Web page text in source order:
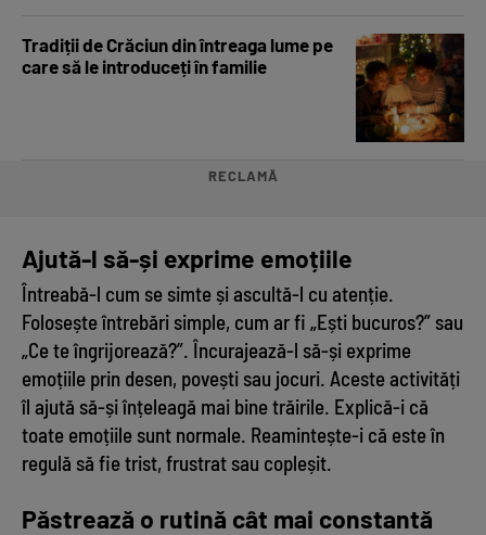
Tradiții de Crăciun din întreaga lume pe
care să le introduceți în familie
RECLAMĂ
Ajută-l să-și exprime emoțiile
Întreabă-l cum se simte și ascultă-l cu atenție.
Folosește întrebări simple, cum ar fi „Ești bucuros?” sau
„Ce te îngrijorează?”. Încurajează-l să-și exprime
emoțiile prin desen, povești sau jocuri. Aceste activități
îl ajută să-și înțeleagă mai bine trăirile. Explică-i că
toate emoțiile sunt normale. Reamintește-i că este în
regulă să fie trist, frustrat sau copleșit.
Păstrează o rutină cât mai constantă